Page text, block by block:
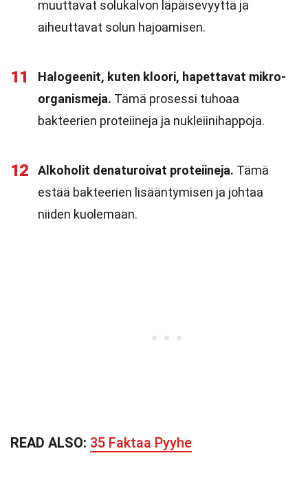
muuttavat solukalvon läpäisevyyttä ja
aiheuttavat solun hajoamisen.
11
Halogeenit, kuten kloori, hapettavat mikro-
organismeja. Tämä prosessi tuhoaa
bakteerien proteiineja ja nukleiinihappoja.
12 Alkoholit denaturoivat proteiineja. Tämä
estää bakteerien lisääntymisen ja johtaa
niiden kuolemaan.
READ ALSO: 35 Faktaa Pyyhe